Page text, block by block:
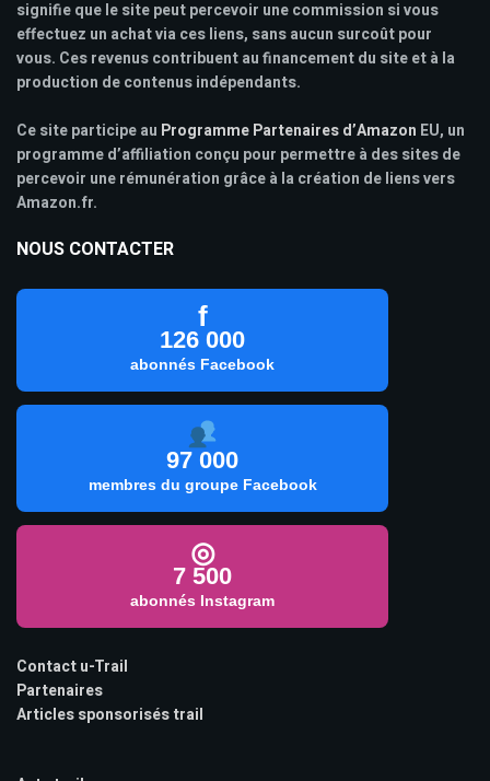
signifie que le site peut percevoir une commission si vous
effectuez un achat via ces liens, sans aucun surcoût pour
vous. Ces revenus contribuent au financement du site et à la
production de contenus indépendants.
Ce site participe au Programme Partenaires d’Amazon EU, un
programme d’affiliation conçu pour permettre à des sites de
percevoir une rémunération grâce à la création de liens vers
Amazon.fr.
NOUS CONTACTER
f
126 000
abonnés Facebook
97 000
membres du groupe Facebook
◎
7 500
abonnés Instagram
Contact u-Trail
Partenaires
Articles sponsorisés trail